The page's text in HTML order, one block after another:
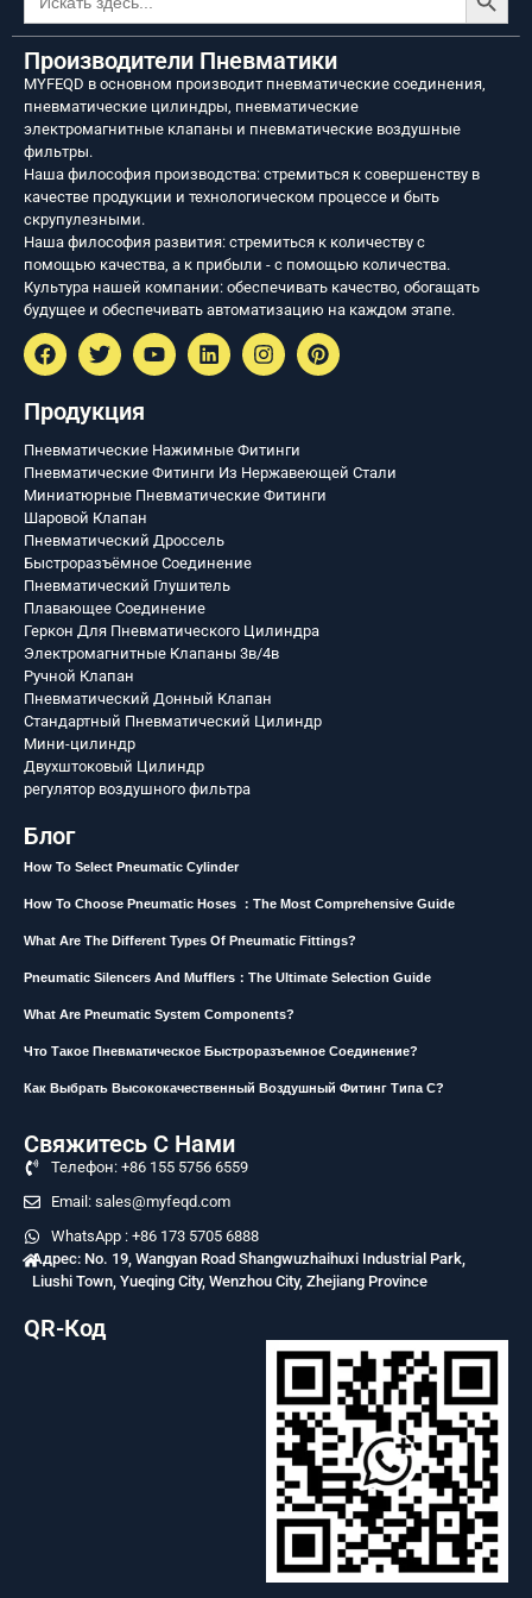
Производители Пневматики
MYFEQD в основном производит пневматические соединения,
пневматические цилиндры, пневматические
электромагнитные клапаны и пневматические воздушные
фильтры.
Наша философия производства: стремиться к совершенству в
качестве продукции и технологическом процессе и быть
скрупулезными.
Наша философия развития: стремиться к количеству с
помощью качества, а к прибыли - с помощью количества.
Культура нашей компании: обеспечивать качество, обогащать
будущее и обеспечивать автоматизацию на каждом этапе.
Продукция
Пневматические Нажимные Фитинги
Пневматические Фитинги Из Нержавеющей Стали
Миниатюрные Пневматические Фитинги
Шаровой Клапан
Пневматический Дроссель
Быстроразъёмное Соединение
Пневматический Глушитель
Плавающее Соединение
Геркон Для Пневматического Цилиндра
Электромагнитные Клапаны 3в/4в
Ручной Клапан
Пневматический Донный Клапан
Стандартный Пневматический Цилиндр
Мини-цилиндр
Двухштоковый Цилиндр
регулятор воздушного фильтра
Блог
How To Select Pneumatic Cylinder
How To Choose Pneumatic Hoses ：The Most Comprehensive Guide
What Are The Different Types Of Pneumatic Fittings?
Pneumatic Silencers And Mufflers：The Ultimate Selection Guide
What Are Pneumatic System Components?
Что Такое Пневматическое Быстроразъемное Соединение?
Как Выбрать Высококачественный Воздушный Фитинг Типа C?
Свяжитесь С Нами
Телефон: +86 155 5756 6559
Email: sales@myfeqd.com
WhatsApp : +86 173 5705 6888
Адрес: No. 19, Wangyan Road Shangwuzhaihuxi Industrial Park,
Liushi Town, Yueqing City, Wenzhou City, Zhejiang Province
QR-Код